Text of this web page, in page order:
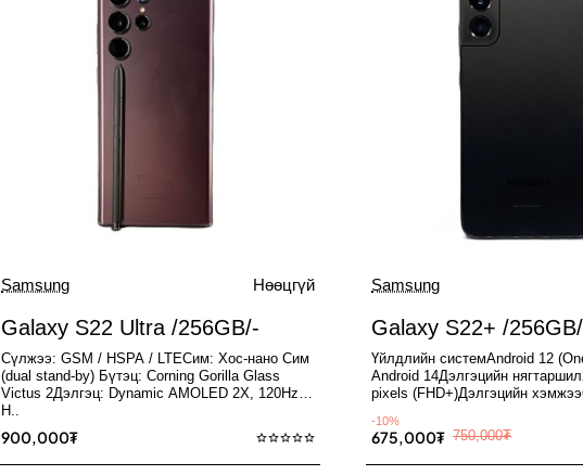
Used
Зарагдсан
Нөөцгүй
Samsung Нөөцгүй
Galaxy S22 Ultra /256GB/-
Сүлжээ: GSM / HSPA / LTEСим: Хос-нано Сим
(dual stand-by) Бүтэц: Corning Gorilla Glass
Victus 2Дэлгэц: Dynamic AMOLED 2X, 120Hz,
H..
900,000₮
Нөөцгүй
Samsung
Galaxy S22+ /
Үйлдлийн системAndroid 12
Android 14Дэлгэцийн
pixels (FHD+)Дэлгэцийн
-10%
675,000₮ 750,000₮